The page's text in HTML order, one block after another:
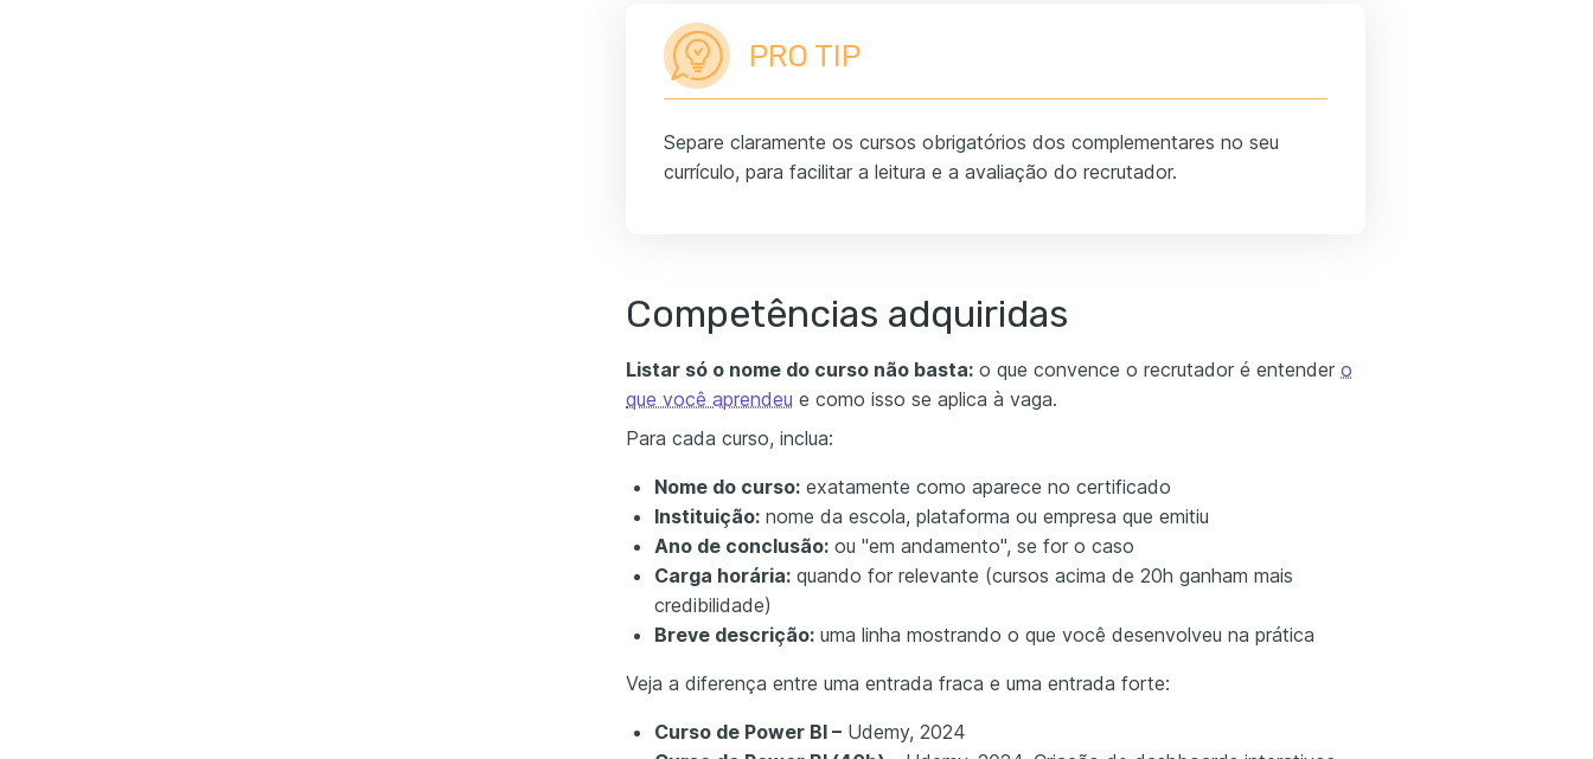
PRO TIP
Separe claramente os cursos obrigatórios dos complementares no seu
currículo, para facilitar a leitura e a avaliação do recrutador.
Competências adquiridas
Listar só o nome do curso não basta: o que convence o recrutador é entender o
que você aprendeu e como isso se aplica à vaga.
Para cada curso, inclua:
Nome do curso: exatamente como aparece no certificado
Instituição: nome da escola, plataforma ou empresa que emitiu
Ano de conclusão: ou "em andamento", se for o caso
Carga horária: quando for relevante (cursos acima de 20h ganham mais
credibilidade)
Breve descrição: uma linha mostrando o que você desenvolveu na prática
Veja a diferença entre uma entrada fraca e uma entrada forte:
Curso de Power BI – Udemy, 2024